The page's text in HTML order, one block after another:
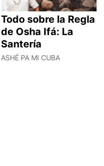
Todo sobre la Regla
de Osha Ifá: La
Santería
ASHÉ PA MI CUBA